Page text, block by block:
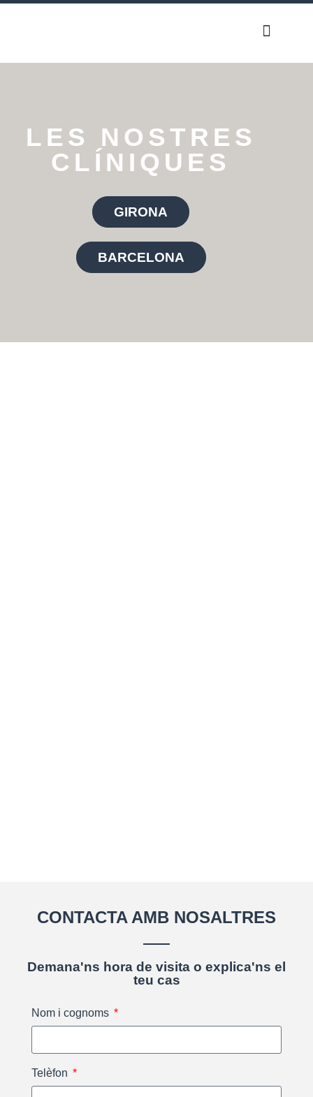
LES NOSTRES
CLÍNIQUES
GIRONA
BARCELONA
CONTACTA AMB NOSALTRES
Demana'ns hora de visita o explica'ns el
teu cas
Nom i cognoms
Telèfon